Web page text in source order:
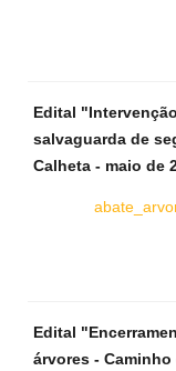
Edital
salvaguarda de
Calheta - maio de
Edital
árvores -